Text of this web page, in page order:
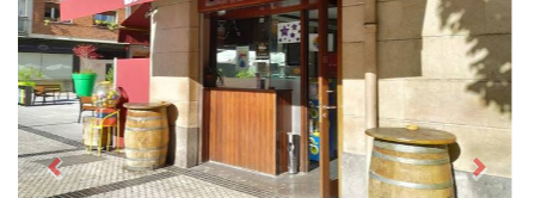
Previous Next